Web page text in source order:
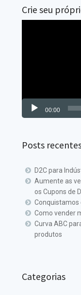
Crie seu
00:00
Posts
D2C para
Aumente as
os Cupons de
Conquistamos
Como vender
Curva ABC
produtos
Categorias